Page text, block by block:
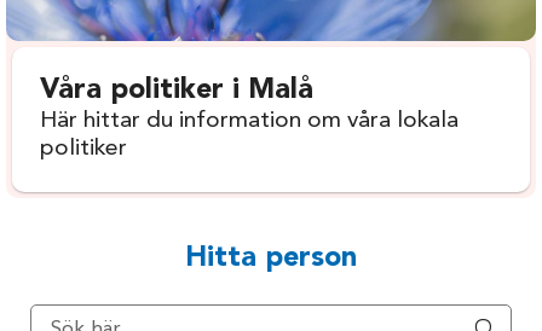
Våra politiker i Malå
Här hittar du information om våra lokala
politiker
Hitta person